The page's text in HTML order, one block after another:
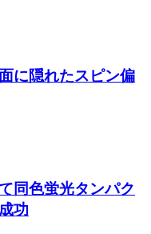
に隠れたスピン偏
同色蛍光タンパク
功